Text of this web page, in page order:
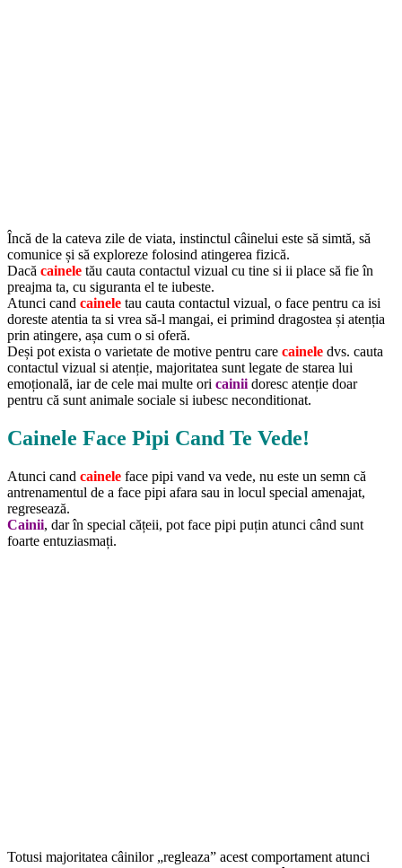
Încă de la cateva zile de viata, instinctul câinelui este să simtă, să
comunice și să exploreze folosind atingerea fizică.
Dacă cainele tău cauta contactul vizual cu tine si ii place să fie în
preajma ta, cu siguranta el te iubeste.
Atunci cand cainele tau cauta contactul vizual, o face pentru ca isi
doreste atentia ta si vrea să-l mangai, ei primind dragostea și atenția
prin atingere, așa cum o si oferă.
Deși pot exista o varietate de motive pentru care cainele dvs. cauta
contactul vizual si atenție, majoritatea sunt legate de starea lui
emoțională, iar de cele mai multe ori cainii doresc atenție doar
pentru că sunt animale sociale si iubesc neconditionat.
Cainele Face Pipi Cand Te Vede!
Atunci cand cainele face pipi vand va vede, nu este un semn că
antrenamentul de a face pipi afara sau in locul special amenajat,
regresează.
Cainii, dar în special cățeii, pot face pipi puțin atunci când sunt
foarte entuziasmați.
Totusi majoritatea câinilor „regleaza” acest comportament atunci